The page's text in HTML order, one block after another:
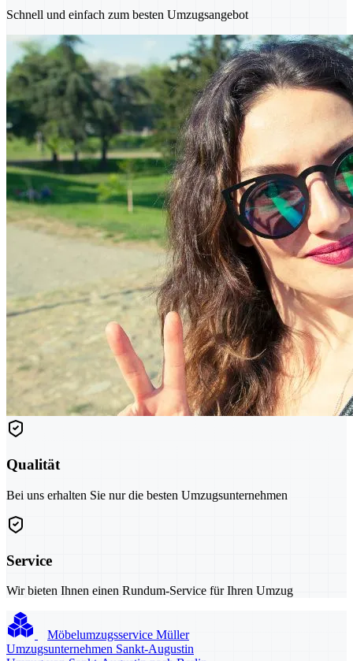
Schnell und einfach zum besten Umzugsangebot
Qualität
Bei uns erhalten Sie nur die besten Umzugsunternehmen
Service
Wir bieten Ihnen einen Rundum-Service für Ihren Umzug
Möbelumzugsservice Müller
Umzugsunternehmen Sankt-Augustin